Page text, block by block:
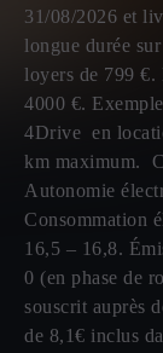
31/08/2026 et
longue durée
loyers de 799
4000 €.
4Drive en
km maximum.
Autonomie
Consommation
16,5 – 16,8.
0 (en phase de
souscrit auprès
de 8,1€ inclus